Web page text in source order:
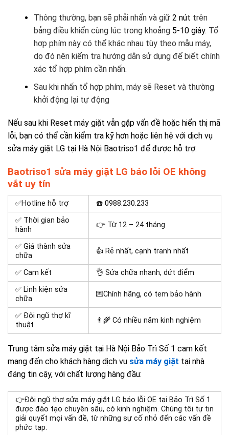
Thông thường, bạn sẽ phải nhấn và giữ 2 nút trên
bảng điều khiển cùng lúc trong khoảng 5-10 giây. Tổ
hợp phím này có thể khác nhau tùy theo mẫu máy,
do đó nên kiểm tra hướng dẫn sử dụng để biết chính
xác tổ hợp phím cần nhấn.
Sau khi nhấn tổ hợp phím, máy sẽ Reset và thường
khởi động lại tự động
Nếu sau khi Reset máy giặt vẫn gặp vấn đề hoặc hiển thị mã
lỗi, bạn có thể cần kiểm tra kỹ hơn hoặc liên hệ với dịch vụ
sửa máy giặt LG tại Hà Nội Baotriso1 để được hỗ trợ.
Baotriso1 sửa máy giặt LG báo lỗi OE không
vắt uy tín
✅Hotline hỗ trợ ☎️0988.230.233
✅ Thời gian bảo
hành
👉 Từ 12 – 24 tháng
✅ Giá thành sửa
chữa
👍 Rẻ nhất, cạnh tranh nhất
✅ Cam kết
👌 Sửa chữa nhanh, dứt điểm
✅ Linh kiện sửa
chữa
💌Chính hãng, có tem bảo hành
✅ Đội ngũ thợ kĩ
thuật
👨‍🌾 Có nhiều năm kinh nghiệm
Trung tâm sửa máy giặt tại Hà Nội Bảo Trì Số 1 cam kết
mang đến cho khách hàng dịch vụ sửa máy giặt tại nhà
đáng tin cậy, với chất lượng hàng đầu:
👉Đội ngũ thợ sửa máy giặt LG báo lỗi OE tại Bảo Trì Số 1
được đào tạo chuyên sâu, có kinh nghiệm. Chúng tôi tự tin
giải quyết mọi vấn đề, từ những sự cố nhỏ đến các vấn đề
phức tạp.